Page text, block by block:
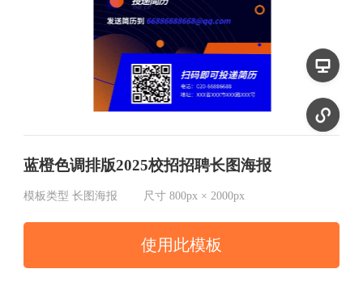
蓝橙色调排版2025校招招聘长图海报
模板类型 长图海报 尺寸 800px × 2000px
使用此模板